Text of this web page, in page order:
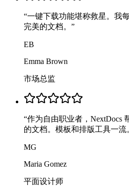
“一键下载功能堪称救星。我
完美的文档。 ”
EB
Emma Brown
市场总监
“作为自由职业者，NextDocs
的文档。模板和排版工具一流
MG
Maria Gomez
平面设计师